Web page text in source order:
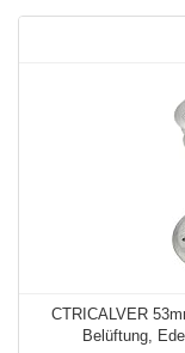
CTRICALVER
Belüftung,